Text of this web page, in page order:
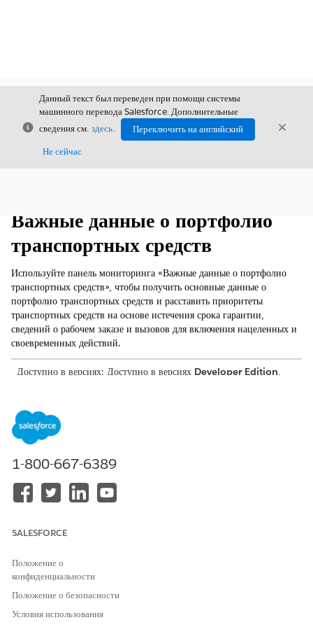
Закрыть
Данный текст был переведен при помощи системы
машинного перевода Salesforce. Дополнительные
сведения см. здесь.
Переключить на английский
Не сейчас
Важные данные о портфолио
транспортных средств
Используйте панель мониторинга «Важные данные о портфолио
транспортных средств», чтобы получить основные данные о
портфолио транспортных средств и расставить приоритеты
транспортных средств на основе истечения срока гарантии,
сведений о рабочем заказе и вызовов для включения нацеленных и
своевременных действий.
Доступно в версиях: Доступно в версиях Developer Edition,
1-800-667-6389
SALESFORCE
Положение о
конфиденциальности
Положение о безопасности
Условия использования